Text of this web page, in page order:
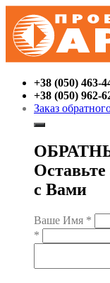
+38 (050) 463-
+38 (050) 962-
Заказ
с Вами
Ваше Имя *
*